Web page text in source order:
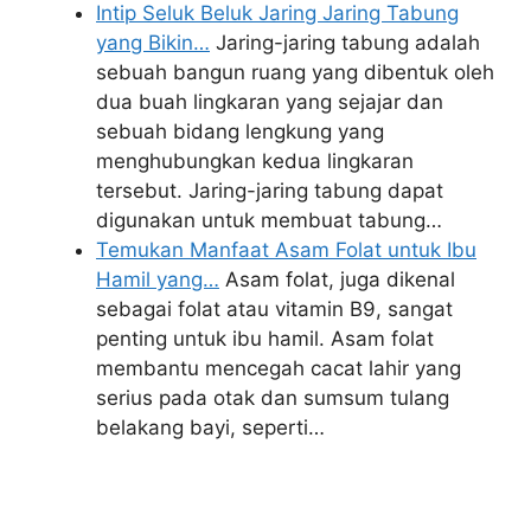
Intip Seluk Beluk Jaring Jaring Tabung
yang Bikin… Jaring-jaring tabung adalah
sebuah bangun ruang yang dibentuk oleh
dua buah lingkaran yang sejajar dan
sebuah bidang lengkung yang
menghubungkan kedua lingkaran
tersebut. Jaring-jaring tabung dapat
digunakan untuk membuat tabung…
Temukan Manfaat Asam Folat untuk Ibu
Hamil yang… Asam folat, juga dikenal
sebagai folat atau vitamin B9, sangat
penting untuk ibu hamil. Asam folat
membantu mencegah cacat lahir yang
serius pada otak dan sumsum tulang
belakang bayi, seperti…